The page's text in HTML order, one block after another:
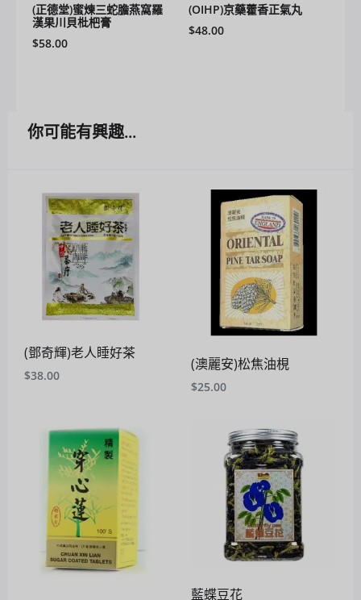
(正德堂)蜜煉三蛇膽燕窩羅
漢果川貝枇杷膏
$58.00
(OIHP)京藥藿香正氣丸
$48.00
你可能有興趣...
(鄧奇輝)老人睡好茶
$38.00
(澳麗安)松焦油梘
$25.00
藍蝶豆花